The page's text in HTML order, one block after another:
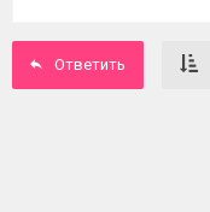
Ответить